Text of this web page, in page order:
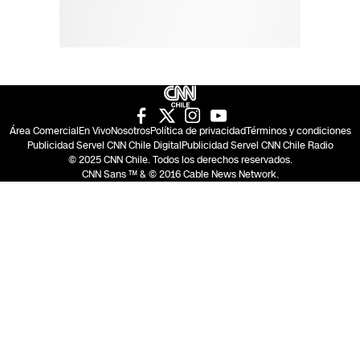
Área ComercialEn VivoNosotrosPolítica de privacidadTérminos y condiciones
Publicidad Servel CNN Chile DigitalPublicidad Servel CNN Chile Radio
© 2025 CNN Chile. Todos los derechos reservados.
CNN Sans ™ & © 2016 Cable News Network.